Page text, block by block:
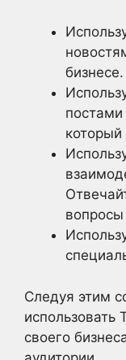
бизнесе.
постами
который
вопросы
Следуя этим
своего